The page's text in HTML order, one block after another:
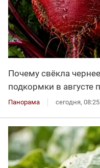
Почему свёкла
подкормки в августе
Панорама сегодня, 08:25